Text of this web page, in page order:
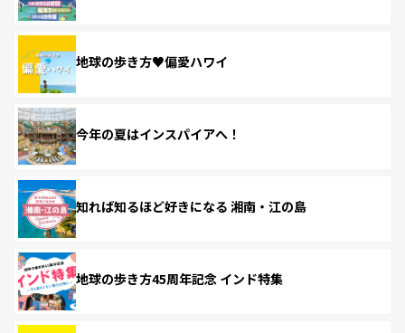
地球の歩き方♥偏愛ハワイ
今年の夏はインスパイアへ！
知れば知るほど好きになる 湘南・江の島
地球の歩き方45周年記念 インド特集